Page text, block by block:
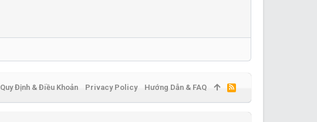
Quy Định & Điều Khoản Privacy Policy Hướng Dẫn & FAQ
R
S
S